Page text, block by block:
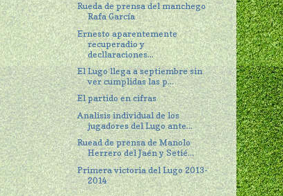
Rueda de prensa del manchego
Rafa García
Ernesto aparentemente
recuperadio y
decllaraciones...
El Lugo llega a septiembre sin
ver cumplidas las p...
El partido en cifras
Analisis individual de los
jugadores del Lugo ante...
Ruead de prensa de Manolo
Herrero del Jaén y Setié...
Primera victoria del Lugo 2013-
2014